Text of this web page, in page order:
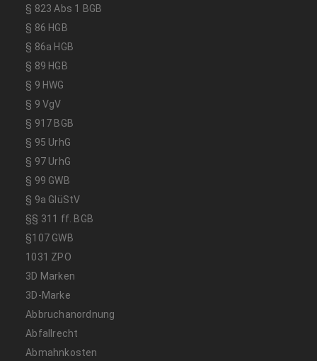
§ 823 Abs 1 BGB
§ 86 HGB
§ 86a HGB
§ 89 HGB
§ 9 HWG
§ 9 VgV
§ 917 BGB
§ 95 UrhG
§ 97 UrhG
§ 99 GWB
§ 9a GlüStV
§§ 311 ff. BGB
§107 GWB
1031 ZPO
3D Marken
3D-Marke
Abbruchanordnung
Abfallrecht
Abmahnkosten